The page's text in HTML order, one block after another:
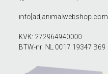
info[ad]animalwebshop.com
KVK: 272964940000
BTW-nr: NL 0017 19347 B69